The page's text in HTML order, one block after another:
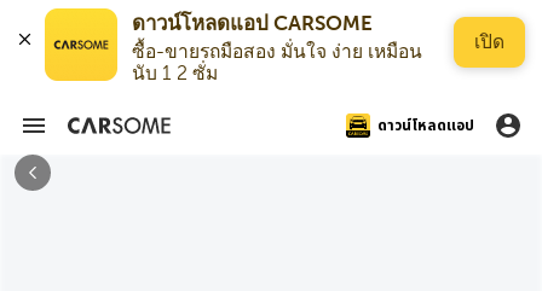
ดาวน์โหลดแอป CARSOME
ซื้อ-ขายรถมือสอง มั่นใจ ง่าย เหมือน
นับ 1 2 ซั่ม
เปิด
ดาวน์โหลดแอป